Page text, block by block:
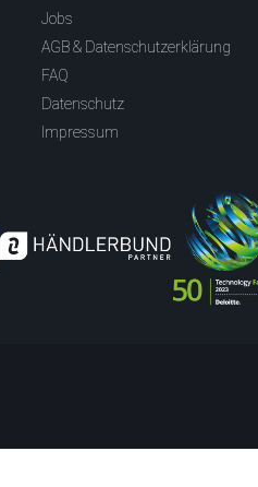
Jobs
AGB & Datenschutzerklärung
FAQ
Datenschutz
Impressum